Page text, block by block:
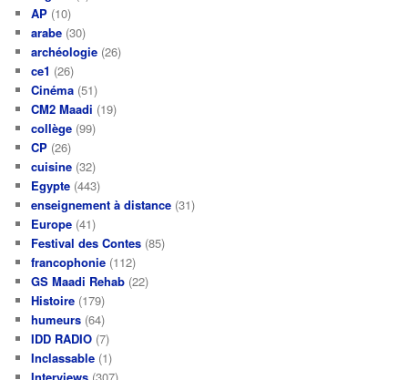
AP (10)
arabe (30)
archéologie (26)
ce1 (26)
Cinéma (51)
CM2 Maadi (19)
collège (99)
CP (26)
cuisine (32)
Egypte (443)
enseignement à distance (31)
Europe (41)
Festival des Contes (85)
francophonie (112)
GS Maadi Rehab (22)
Histoire (179)
humeurs (64)
IDD RADIO (7)
Inclassable (1)